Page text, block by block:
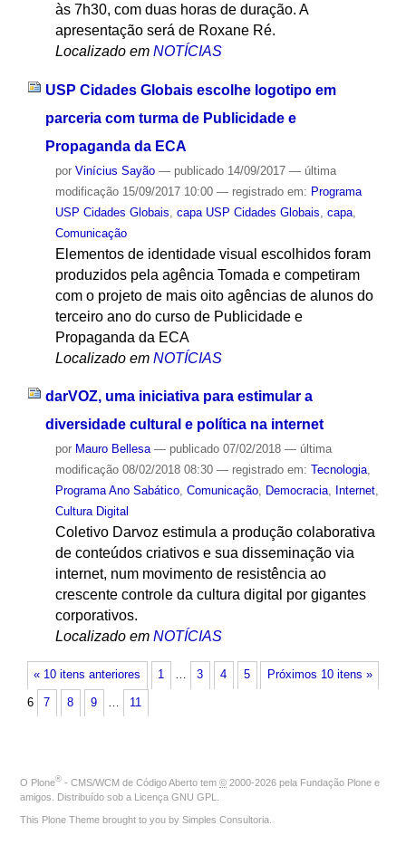
às 7h30, com duas horas de duração. A
apresentação será de Roxane Ré.
Localizado em NOTÍCIAS
USP Cidades Globais escolhe logotipo em
parceria com turma de Publicidade e
Propaganda da ECA
por Vinícius Sayão — publicado14/09/2017 — última
modificação15/09/2017 10:00 — registrado em: Programa
USP Cidades Globais capa USP Cidades Globais capa,
Comunicação
Elementos de identidade visual escolhidos foram
produzidos pela agência Tomada e competiram
com o projeto de mais oito agências de alunos do
terceiro ano do curso de Publicidade e
Propaganda da ECA
Localizado em NOTÍCIAS
darVOZ, uma iniciativa para estimular a
diversidade cultural e política na internet
por Mauro Bellesa — publicado07/02/2018 — última
modificação08/02/2018 08:30 — registrado em: Tecnologia,
Programa Ano Sabático, Comunicação, Democracia, Internet,
Cultura Digital
Coletivo Darvoz estimula a produção colaborativa
de conteúdos criativos e sua disseminação via
internet, num movimento de resistência ao
crescente controle da cultura digital por gigantes
corporativos.
Localizado em NOTÍCIAS
« 10 itens anteriores Próximos 10 itens »
1 … 3 4 5
6 7 8 9 … 11
O Plone® - CMS/WCM de Código Aberto tem © 2000-2026 pela Fundação Plone e
amigos. Distribuído sob a Licença GNU GPL
This Plone Theme brought to you by Simples Consultoria